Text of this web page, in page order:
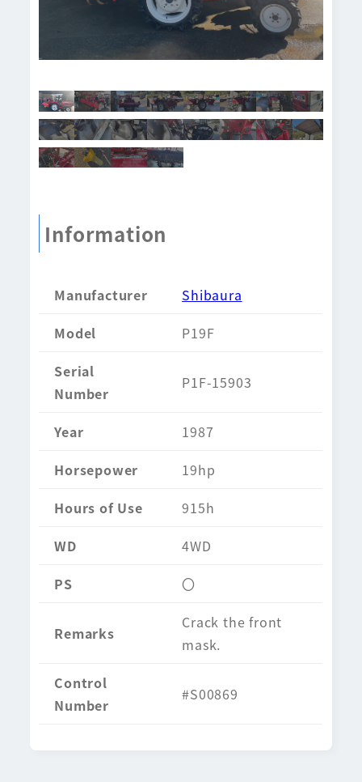
Information
Manufacturer
Shibaura
Model
P19F
Serial
Number
P1F-15903
Year
1987
Horsepower
19hp
Hours of Use
915h
WD
4WD
PS
〇
Remarks
Crack the front
mask.
Control
Number
#S00869